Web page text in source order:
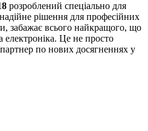
розроблений спеціально для
рішення для професійних
забажає всього найкращого, що
Це не просто
по нових досягненнях у